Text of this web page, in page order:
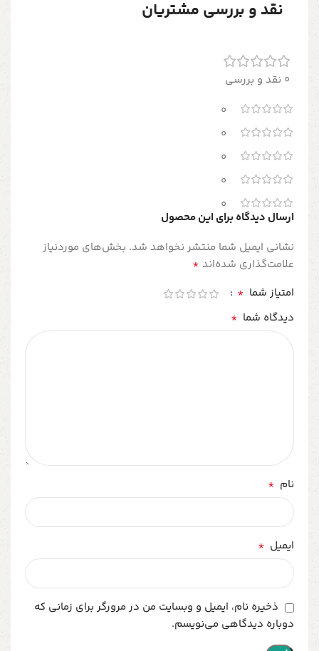
نقد و بررسی مشتریان
0 نقد و بررسی
0
0
0
0
0
ارسال دیدگاه برای این محصول
نشانی ایمیل شما منتشر نخواهد شد. بخش‌های موردنیاز
علامت‌گذاری شده‌اند *
امتیاز شما *
دیدگاه شما *
نام *
ایمیل *
ذخیره نام، ایمیل و وبسایت من در مرورگر برای زمانی که
دوباره دیدگاهی می‌نویسم.